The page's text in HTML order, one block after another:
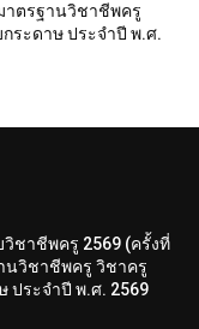
าตรฐานวิชาชีพครู
ระดาษ ประจำปี พ.ศ.
ชาชีพครู 2569 (ครั้งที่
นวิชาชีพครู วิชาครู
ประจำปี พ.ศ. 2569